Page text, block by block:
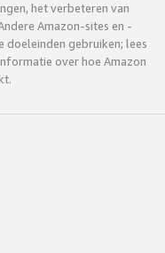
het verbeteren van
Amazon-sites en -
doeleinden gebruiken; lees
over hoe Amazon